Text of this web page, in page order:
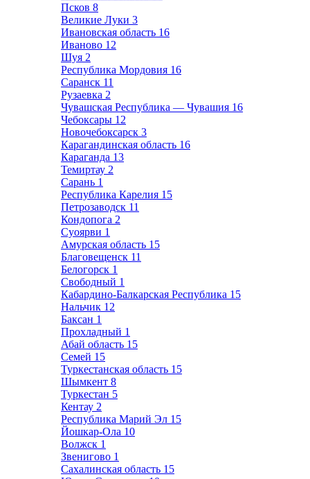
Псков 8
Великие Луки 3
Ивановская область 16
Иваново 12
Шуя 2
Республика Мордовия 16
Саранск 11
Рузаевка 2
Чувашская Республика — Чувашия 16
Чебоксары 12
Новочебоксарск 3
Карагандинская область 16
Караганда 13
Темиртау 2
Сарань 1
Республика Карелия 15
Петрозаводск 11
Кондопога 2
Суоярви 1
Амурская область 15
Благовещенск 11
Белогорск 1
Свободный 1
Кабардино-Балкарская Республика 15
Нальчик 12
Баксан 1
Прохладный 1
Абай область 15
Семей 15
Туркестанская область 15
Шымкент 8
Туркестан 5
Кентау 2
Республика Марий Эл 15
Йошкар-Ола 10
Волжск 1
Звенигово 1
Сахалинская область 15